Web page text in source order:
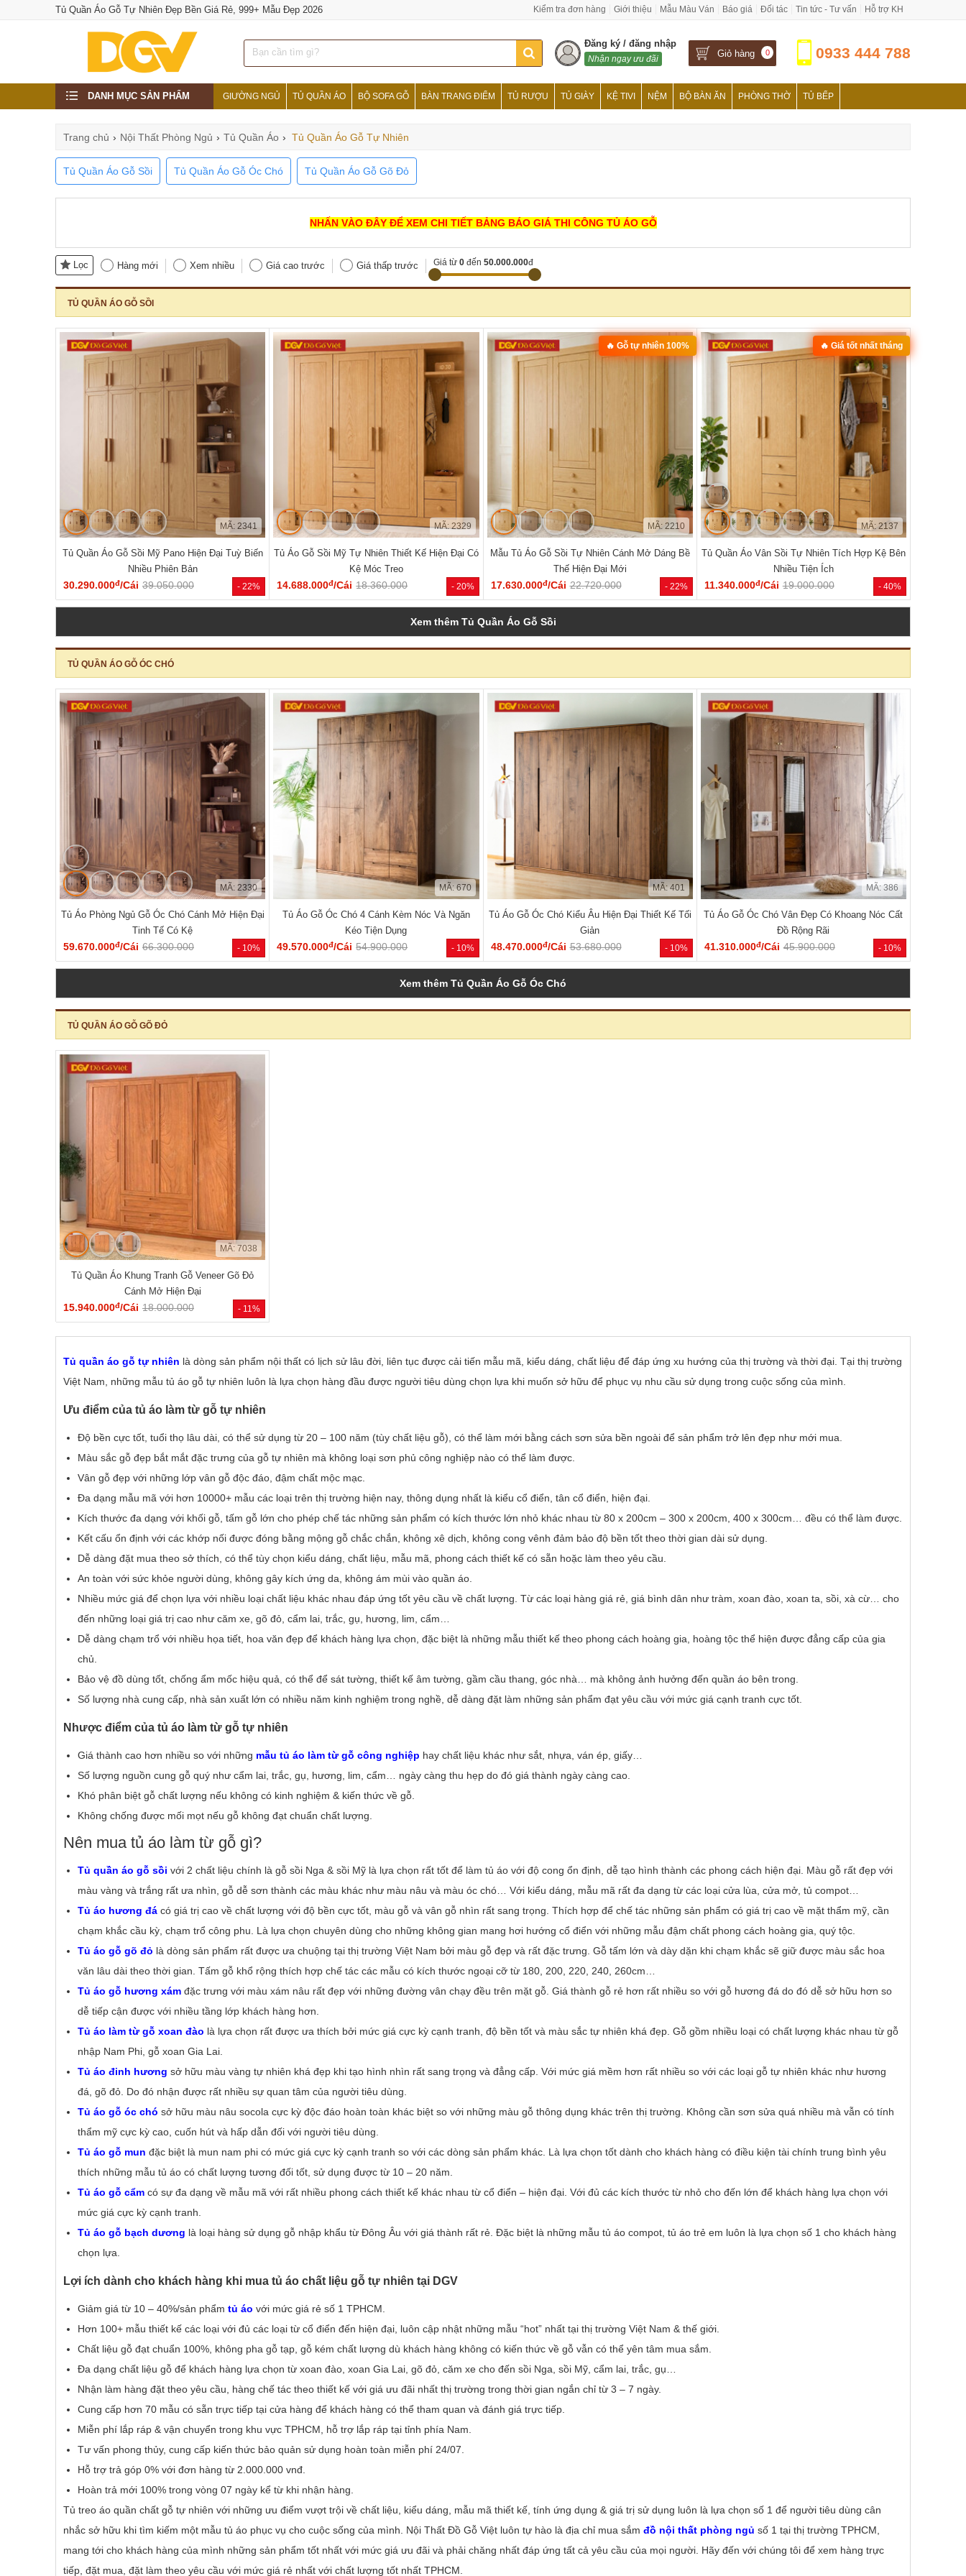
Tủ Quần Áo Gỗ Tự Nhiên Đẹp Bền Giá Rẻ, 999+ Mẫu Đẹp 2026 Kiểm tra đơn hàng Giới thiệu Mẫu Màu Ván Báo giá Đối tác Tin tức - Tư vấn Hỗ trợ KH
Đăng ký / đăng nhập
Nhận ngay ưu đãi Giỏ hàng 0 0933 444 788
DANH MỤC SẢN PHẨM GIƯỜNG NGỦ TỦ QUẦN ÁO BỘ SOFA GỖ BÀN TRANG ĐIỂM TỦ RƯỢU TỦ GIÀY KỆ TIVI NỆM BỘ BÀN ĂN PHÒNG THỜ TỦ BẾP
Trang chủ › Nội Thất Phòng Ngủ › Tủ Quần Áo › Tủ Quần Áo Gỗ Tự Nhiên
Tủ Quần Áo Gỗ Sồi Tủ Quần Áo Gỗ Óc Chó Tủ Quần Áo Gỗ Gõ Đỏ
NHẤN VÀO ĐÂY ĐỂ XEM CHI TIẾT BẢNG BÁO GIÁ THI CÔNG TỦ ÁO GỖ
Lọc Hàng mới Xem nhiều Giá cao trước Giá thấp trước Giá từ 0 đến 50.000.000đ
TỦ QUẦN ÁO GỖ SỒI
- 22%
MÃ: 2341
Tủ Quần Áo Gỗ Sồi Mỹ Pano Hiện Đại Tuỳ Biến
Nhiều Phiên Bản
30.290.000đ/Cái 39.050.000 - 20%
MÃ: 2329
Tủ Áo Gỗ Sồi Mỹ Tự Nhiên Thiết Kế Hiện Đại Có
Kệ Móc Treo
14.688.000đ/Cái 18.360.000 - 22%
🔥 Gỗ tự nhiên 100%
MÃ: 2210
Mẫu Tủ Áo Gỗ Sồi Tự Nhiên Cánh Mở Dáng Bề
Thế Hiện Đại Mới
17.630.000đ/Cái 22.720.000 - 40%
🔥 Giá tốt nhất tháng
MÃ: 2137
Tủ Quần Áo Vân Sồi Tự Nhiên Tích Hợp Kệ Bên
Nhiều Tiện Ích
11.340.000đ/Cái 19.000.000
Xem thêm Tủ Quần Áo Gỗ Sồi
TỦ QUẦN ÁO GỖ ÓC CHÓ
- 10%
MÃ: 2330
Tủ Áo Phòng Ngủ Gỗ Óc Chó Cánh Mở Hiện Đại
Tinh Tế Có Kệ
59.670.000đ/Cái 66.300.000 - 10%
MÃ: 670
Tủ Áo Gỗ Óc Chó 4 Cánh Kèm Nóc Và Ngăn
Kéo Tiện Dụng
49.570.000đ/Cái 54.900.000 - 10%
MÃ: 401
Tủ Áo Gỗ Óc Chó Kiểu Âu Hiện Đại Thiết Kế Tối
Giản
48.470.000đ/Cái 53.680.000 - 10%
MÃ: 386
Tủ Áo Gỗ Óc Chó Vân Đẹp Có Khoang Nóc Cất
Đồ Rộng Rãi
41.310.000đ/Cái 45.900.000
Xem thêm Tủ Quần Áo Gỗ Óc Chó
TỦ QUẦN ÁO GỖ GÕ ĐỎ
- 11%
MÃ: 7038
Tủ Quần Áo Khung Tranh Gỗ Veneer Gõ Đỏ
Cánh Mở Hiện Đại
15.940.000đ/Cái 18.000.000
Tủ quần áo gỗ tự nhiên là dòng sản phẩm nội thất có lịch sử lâu đời, liên tục được cải tiến mẫu mã, kiểu dáng, chất liệu để đáp ứng xu hướng của thị trường và thời đại. Tại thị trường
Việt Nam, những mẫu tủ áo gỗ tự nhiên luôn là lựa chọn hàng đầu được người tiêu dùng chọn lựa khi muốn sở hữu để phục vụ nhu cầu sử dụng trong cuộc sống của mình.
Ưu điểm của tủ áo làm từ gỗ tự nhiên
Độ bền cực tốt, tuổi thọ lâu dài, có thể sử dụng từ 20 – 100 năm (tùy chất liệu gỗ), có thể làm mới bằng cách sơn sửa bền ngoài để sản phẩm trở lên đẹp như mới mua.
Màu sắc gỗ đẹp bắt mắt đặc trưng của gỗ tự nhiên mà không loại sơn phủ công nghiệp nào có thể làm được.
Vân gỗ đẹp với những lớp vân gỗ độc đáo, đậm chất mộc mạc.
Đa dạng mẫu mã với hơn 10000+ mẫu các loại trên thị trường hiện nay, thông dụng nhất là kiểu cổ điển, tân cổ điển, hiện đại.
Kích thước đa dạng với khối gỗ, tấm gỗ lớn cho phép chế tác những sản phẩm có kích thước lớn nhỏ khác nhau từ 80 x 200cm – 300 x 200cm, 400 x 300cm… đều có thể làm được.
Kết cấu ổn định với các khớp nối được đóng bằng mộng gỗ chắc chắn, không xê dịch, không cong vênh đảm bảo độ bền tốt theo thời gian dài sử dụng.
Dễ dàng đặt mua theo sở thích, có thể tùy chọn kiểu dáng, chất liệu, mẫu mã, phong cách thiết kế có sẵn hoặc làm theo yêu cầu.
An toàn với sức khỏe người dùng, không gây kích ứng da, không ám mùi vào quần áo.
Nhiều mức giá để chọn lựa với nhiều loại chất liệu khác nhau đáp ứng tốt yêu cầu về chất lượng. Từ các loại hàng giá rẻ, giá bình dân như tràm, xoan đào, xoan ta, sồi, xà cừ… cho
đến những loại giá trị cao như căm xe, gõ đỏ, cẩm lai, trắc, gụ, hương, lim, cẩm…
Dễ dàng chạm trổ với nhiều họa tiết, hoa văn đẹp để khách hàng lựa chọn, đặc biệt là những mẫu thiết kế theo phong cách hoàng gia, hoàng tộc thể hiện được đẳng cấp của gia
chủ.
Bảo vệ đồ dùng tốt, chống ẩm mốc hiệu quả, có thể để sát tường, thiết kế âm tường, gầm cầu thang, góc nhà… mà không ảnh hưởng đến quần áo bên trong.
Số lượng nhà cung cấp, nhà sản xuất lớn có nhiều năm kinh nghiệm trong nghề, dễ dàng đặt làm những sản phẩm đạt yêu cầu với mức giá cạnh tranh cực tốt.
Nhược điểm của tủ áo làm từ gỗ tự nhiên
Giá thành cao hơn nhiều so với những mẫu tủ áo làm từ gỗ công nghiệp hay chất liệu khác như sắt, nhựa, ván ép, giấy…
Số lượng nguồn cung gỗ quý như cẩm lai, trắc, gụ, hương, lim, cẩm… ngày càng thu hẹp do đó giá thành ngày càng cao.
Khó phân biệt gỗ chất lượng nếu không có kinh nghiệm & kiến thức về gỗ.
Không chống được mối mọt nếu gỗ không đạt chuẩn chất lượng.
Nên mua tủ áo làm từ gỗ gì?
Tủ quần áo gỗ sồi với 2 chất liệu chính là gỗ sồi Nga & sồi Mỹ là lựa chọn rất tốt để làm tủ áo với độ cong ổn định, dễ tạo hình thành các phong cách hiện đại. Màu gỗ rất đẹp với
màu vàng và trắng rất ưa nhìn, gỗ dễ sơn thành các màu khác như màu nâu và màu óc chó… Với kiểu dáng, mẫu mã rất đa dạng từ các loại cửa lùa, cửa mở, tủ compot…
Tủ áo hương đá có giá trị cao về chất lượng với độ bền cực tốt, màu gỗ và vân gỗ nhìn rất sang trọng. Thích hợp để chế tác những sản phẩm có giá trị cao về mặt thẩm mỹ, cần
chạm khắc cầu kỳ, chạm trổ công phu. Là lựa chọn chuyên dùng cho những không gian mang hơi hướng cổ điển với những mẫu đậm chất phong cách hoàng gia, quý tộc.
Tủ áo gỗ gõ đỏ là dòng sản phẩm rất được ưa chuộng tại thị trường Việt Nam bởi màu gỗ đẹp và rất đặc trưng. Gỗ tấm lớn và dày dặn khi chạm khắc sẽ giữ được màu sắc hoa
văn lâu dài theo thời gian. Tấm gỗ khổ rộng thích hợp chế tác các mẫu có kích thước ngoại cỡ từ 180, 200, 220, 240, 260cm…
Tủ áo gỗ hương xám đặc trưng với màu xám nâu rất đẹp với những đường vân chạy đều trên mặt gỗ. Giá thành gỗ rẻ hơn rất nhiều so với gỗ hương đá do đó dễ sở hữu hơn so
dễ tiếp cận được với nhiều tầng lớp khách hàng hơn.
Tủ áo làm từ gỗ xoan đào là lựa chọn rất được ưa thích bởi mức giá cực kỳ cạnh tranh, độ bền tốt và màu sắc tự nhiên khá đẹp. Gỗ gồm nhiều loại có chất lượng khác nhau từ gỗ
nhập Nam Phi, gỗ xoan Gia Lai.
Tủ áo đinh hương sở hữu màu vàng tự nhiên khá đẹp khi tạo hình nhìn rất sang trọng và đẳng cấp. Với mức giá mềm hơn rất nhiều so với các loại gỗ tự nhiên khác như hương
đá, gõ đỏ. Do đó nhận được rất nhiều sự quan tâm của người tiêu dùng.
Tủ áo gỗ óc chó sở hữu màu nâu socola cực kỳ độc đáo hoàn toàn khác biệt so với những màu gỗ thông dụng khác trên thị trường. Không cần sơn sửa quá nhiều mà vẫn có tính
thẩm mỹ cực kỳ cao, cuốn hút và hấp dẫn đối với người tiêu dùng.
Tủ áo gỗ mun đặc biệt là mun nam phi có mức giá cực kỳ cạnh tranh so với các dòng sản phẩm khác. Là lựa chọn tốt dành cho khách hàng có điều kiện tài chính trung bình yêu
thích những mẫu tủ áo có chất lượng tương đối tốt, sử dụng được từ 10 – 20 năm.
Tủ áo gỗ cẩm có sự đa dạng về mẫu mã với rất nhiều phong cách thiết kế khác nhau từ cổ điển – hiện đại. Với đủ các kích thước từ nhỏ cho đến lớn để khách hàng lựa chọn với
mức giá cực kỳ cạnh tranh.
Tủ áo gỗ bạch dương là loại hàng sử dụng gỗ nhập khẩu từ Đông Âu với giá thành rất rẻ. Đặc biệt là những mẫu tủ áo compot, tủ áo trẻ em luôn là lựa chọn số 1 cho khách hàng
chọn lựa.
Lợi ích dành cho khách hàng khi mua tủ áo chất liệu gỗ tự nhiên tại DGV
Giảm giá từ 10 – 40%/sản phẩm tủ áo với mức giá rẻ số 1 TPHCM.
Hơn 100+ mẫu thiết kế các loại với đủ các loại từ cổ điển đến hiện đại, luôn cập nhật những mẫu “hot” nhất tại thị trường Việt Nam & thế giới.
Chất liệu gỗ đạt chuẩn 100%, không pha gỗ tạp, gỗ kém chất lượng dù khách hàng không có kiến thức về gỗ vẫn có thể yên tâm mua sắm.
Đa dạng chất liệu gỗ để khách hàng lựa chọn từ xoan đào, xoan Gia Lai, gõ đỏ, căm xe cho đến sồi Nga, sồi Mỹ, cẩm lai, trắc, gụ…
Nhận làm hàng đặt theo yêu cầu, hàng chế tác theo thiết kế với giá ưu đãi nhất thị trường trong thời gian ngắn chỉ từ 3 – 7 ngày.
Cung cấp hơn 70 mẫu có sẵn trực tiếp tại cửa hàng để khách hàng có thể tham quan và đánh giá trực tiếp.
Miễn phí lắp ráp & vận chuyển trong khu vực TPHCM, hỗ trợ lắp ráp tại tỉnh phía Nam.
Tư vấn phong thủy, cung cấp kiến thức bảo quản sử dụng hoàn toàn miễn phí 24/07.
Hỗ trợ trả góp 0% với đơn hàng từ 2.000.000 vnđ.
Hoàn trả mới 100% trong vòng 07 ngày kể từ khi nhận hàng.
Tủ treo áo quần chất gỗ tự nhiên với những ưu điểm vượt trội về chất liệu, kiểu dáng, mẫu mã thiết kế, tính ứng dụng & giá trị sử dụng luôn là lựa chọn số 1 để người tiêu dùng cân
nhắc sở hữu khi tìm kiếm một mẫu tủ áo phục vụ cho cuộc sống của mình. Nội Thất Đồ Gỗ Việt luôn tự hào là địa chỉ mua sắm đồ nội thất phòng ngủ số 1 tại thị trường TPHCM,
mang tới cho khách hàng của mình những sản phẩm tốt nhất với mức giá ưu đãi và phải chăng nhất đáp ứng tất cả yêu cầu của mọi người. Hãy đến với chúng tôi để xem hàng trực
tiếp, đặt mua, đặt làm theo yêu cầu với mức giá rẻ nhất với chất lượng tốt nhất TPHCM.